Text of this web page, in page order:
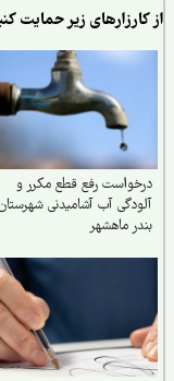
زیر حمایت کنید:
رفع قطع مکرر و
آب آشامیدنی شهرستان
ماهشهر